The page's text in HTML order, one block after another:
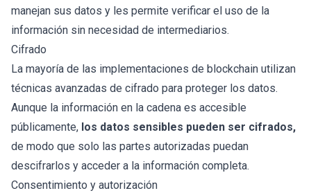
manejan sus datos y les permite verificar el uso de la
información sin necesidad de intermediarios.
Cifrado
La mayoría de las implementaciones de blockchain utilizan
técnicas avanzadas de cifrado para proteger los datos.
Aunque la información en la cadena es accesible
públicamente, los datos sensibles pueden ser cifrados,
de modo que solo las partes autorizadas puedan
descifrarlos y acceder a la información completa.
Consentimiento y autorización